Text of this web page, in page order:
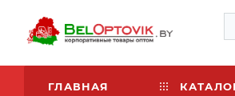
ГЛАВНАЯ